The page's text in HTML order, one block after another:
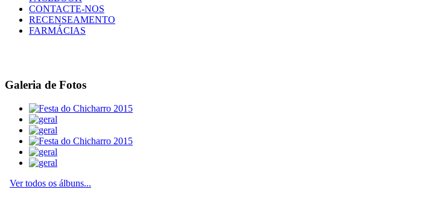
CONTACTE-NOS
RECENSEAMENTO
FARMÁCIAS
Galeria de Fotos
Ver todos os álbuns...